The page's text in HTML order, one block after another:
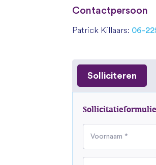
Contactpersoon
Patrick Killaars: 06-
Solliciteren
Voornaam *